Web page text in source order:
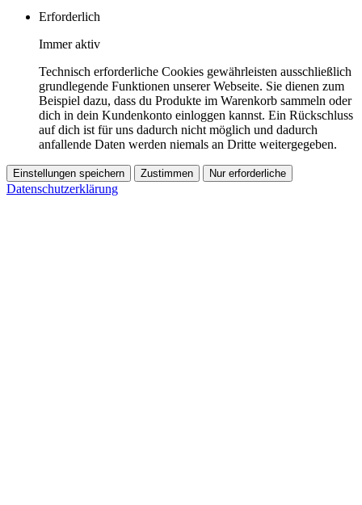
Erforderlich
Immer aktiv
Technisch erforderliche Cookies gewährleisten ausschließlich
grundlegende Funktionen unserer Webseite. Sie dienen zum
Beispiel dazu, dass du Produkte im Warenkorb sammeln oder
dich in dein Kundenkonto einloggen kannst. Ein Rückschluss
auf dich ist für uns dadurch nicht möglich und dadurch
anfallende Daten werden niemals an Dritte weitergegeben.
Einstellungen speichern Zustimmen Nur erforderliche
Datenschutzerklärung